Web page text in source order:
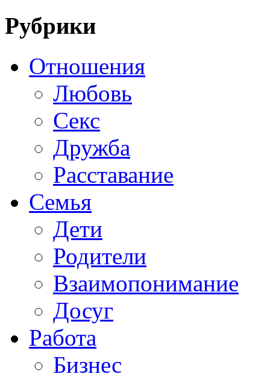
Рубрики
Отношения
Любовь
Секс
Дружба
Расставание
Семья
Дети
Родители
Взаимопонимание
Досуг
Работа
Бизнес